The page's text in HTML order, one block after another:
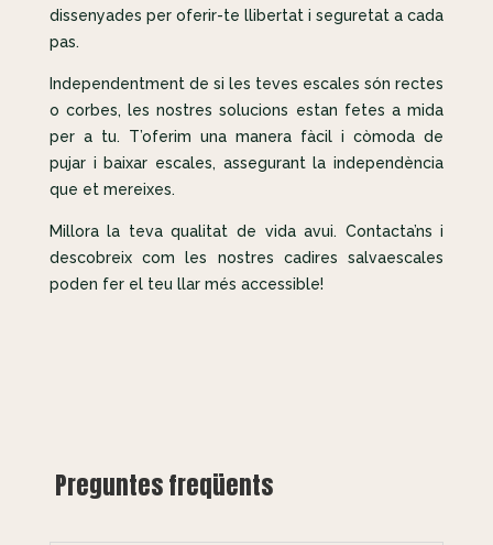
dissenyades per oferir-te llibertat i seguretat a cada
pas.
Independentment de si les teves escales són rectes
o corbes, les nostres solucions estan fetes a mida
per a tu. T’oferim una manera fàcil i còmoda de
pujar i baixar escales, assegurant la independència
que et mereixes.
Millora la teva qualitat de vida avui. Contacta’ns i
descobreix com les nostres cadires salvaescales
poden fer el teu llar més accessible!
Preguntes freqüents